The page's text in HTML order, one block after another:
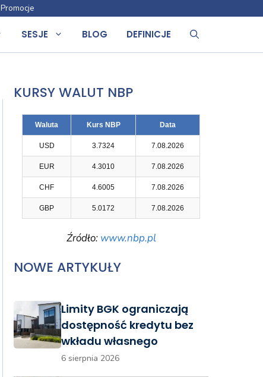
Promocje
SESJE BLOG DEFINICJE
KURSY WALUT NBP
Waluta Kurs NBP Data
USD 3.7324 7.08.2026
EUR 4.3010 7.08.2026
CHF 4.6005 7.08.2026
GBP 5.0172 7.08.2026
Źródło: www.nbp.pl
NOWE ARTYKUŁY
Limity BGK ograniczają
dostępność kredytu bez
wkładu własnego
6 sierpnia 2026